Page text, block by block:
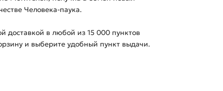
Человека-паука.
доставкой в любой из 15 000 пунктов
и выберите удобный пункт выдачи.